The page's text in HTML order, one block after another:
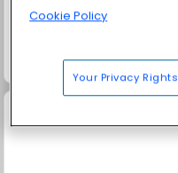
Cookie Policy
Your Privacy Rights